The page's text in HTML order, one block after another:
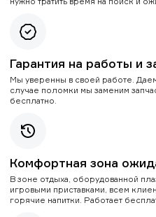
Гарантия на работы и
Мы уверенны в своей работе.
случае поломки мы заменим
бесплатно.
Комфортная зона
В зоне отдыха, оборудованной
игровыми приставками, всем
горячие напитки. Работает